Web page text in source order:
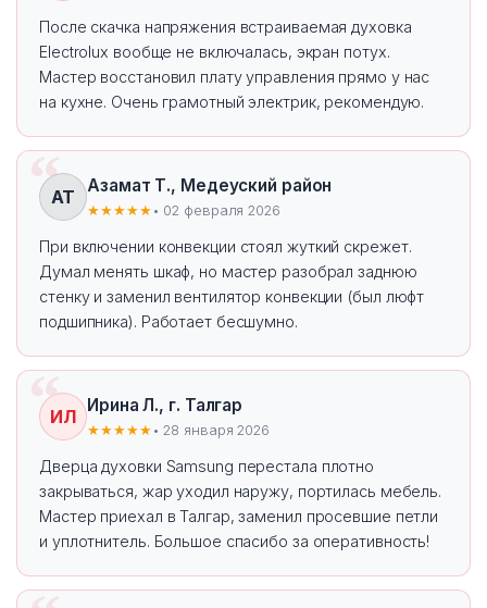
После скачка напряжения встраиваемая духовка
Electrolux вообще не включалась, экран потух.
Мастер восстановил плату управления прямо у нас
на кухне. Очень грамотный электрик, рекомендую.
АТ
Азамат Т., Медеуский район
★★★★★ • 02 февраля 2026
При включении конвекции стоял жуткий скрежет.
Думал менять шкаф, но мастер разобрал заднюю
стенку и заменил вентилятор конвекции (был люфт
подшипника). Работает бесшумно.
ИЛ
Ирина Л., г. Талгар
★★★★★ • 28 января 2026
Дверца духовки Samsung перестала плотно
закрываться, жар уходил наружу, портилась мебель.
Мастер приехал в Талгар, заменил просевшие петли
и уплотнитель. Большое спасибо за оперативность!